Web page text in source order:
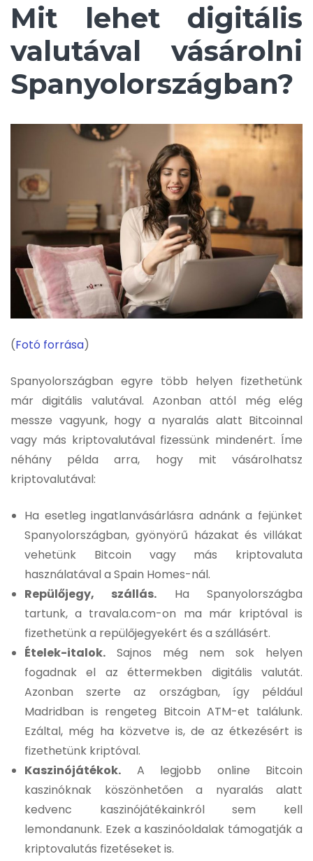
Mit lehet digitális
valutával vásárolni
Spanyolországban?
(Fotó forrása)
Spanyolországban egyre több helyen fizethetünk
már digitális valutával. Azonban attól még elég
messze vagyunk, hogy a nyaralás alatt Bitcoinnal
vagy más kriptovalutával fizessünk mindenért. Íme
néhány példa arra, hogy mit vásárolhatsz
kriptovalutával:
Ha esetleg ingatlanvásárlásra adnánk a fejünket
Spanyolországban, gyönyörű házakat és villákat
vehetünk Bitcoin vagy más kriptovaluta
használatával a Spain Homes-nál.
Repülőjegy, szállás. Ha Spanyolországba
tartunk, a travala.com-on ma már kriptóval is
fizethetünk a repülőjegyekért és a szállásért.
Ételek-italok. Sajnos még nem sok helyen
fogadnak el az éttermekben digitális valutát.
Azonban szerte az országban, így például
Madridban is rengeteg Bitcoin ATM-et találunk.
Ezáltal, még ha közvetve is, de az étkezésért is
fizethetünk kriptóval.
Kaszinójátékok. A legjobb online Bitcoin
kaszinóknak köszönhetően a nyaralás alatt
kedvenc kaszinójátékainkról sem kell
lemondanunk. Ezek a kaszinóoldalak támogatják a
kriptovalutás fizetéseket is.